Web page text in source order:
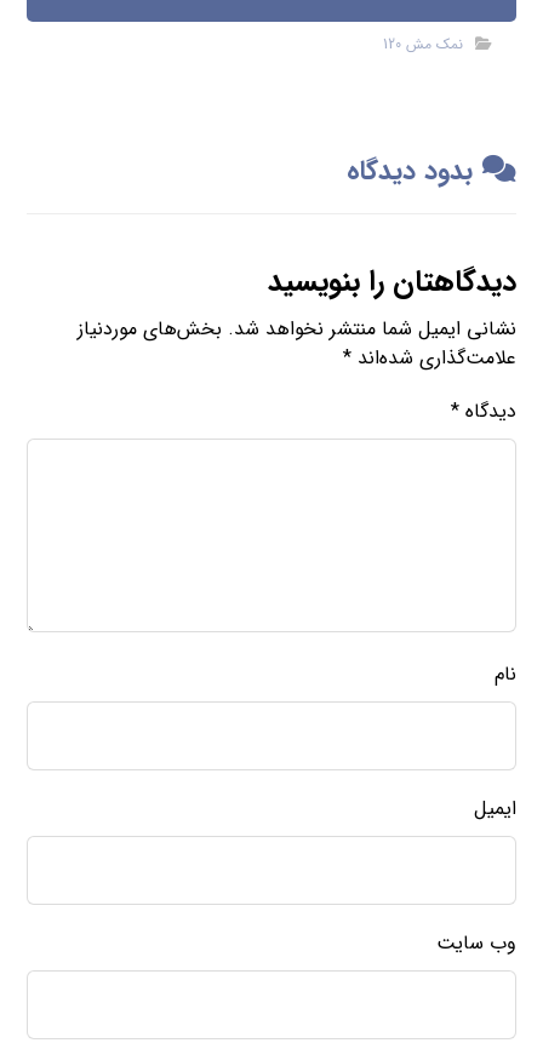
نمک مش 120
بدود دیدگاه
دیدگاهتان را بنویسید
نشانی ایمیل شما منتشر نخواهد شد. بخش‌های موردنیاز
علامت‌گذاری شده‌اند*
دیدگاه*
نام
ایمیل
وب‌ سایت